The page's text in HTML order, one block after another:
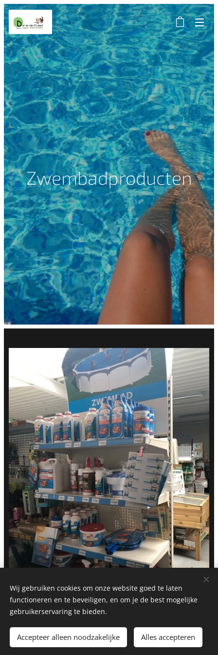
Zwembadproducten
Wij gebruiken cookies om onze website goed te laten
functioneren en te beveiligen, en om je de best mogelijke
gebruikerservaring te bieden.
Accepteer alleen noodzakelijke Alles accepteren